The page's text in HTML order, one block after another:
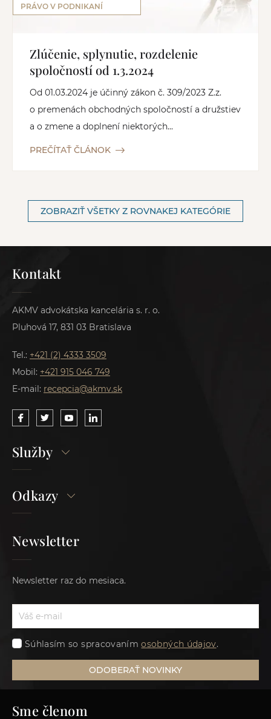
PRÁVO V PODNIKANÍ
Zlúčenie, splynutie, rozdelenie
spoločností od 1.3.2024
Od 01.03.2024 je účinný zákon č. 309/2023 Z.z.
o premenách obchodných spoločností a družstiev
a o zmene a doplnení niektorých...
PREČÍTAŤ ČLÁNOK
ZOBRAZIŤ VŠETKY Z ROVNAKEJ KATEGÓRIE
Kontakt
AKMV advokátska kancelária s. r. o.
Pluhová 17, 831 03 Bratislava
Tel.: +421 (2) 4333 3509
Mobil: +421 915 046 749
E-mail: recepcia@akmv.sk
Služby
Odkazy
Newsletter
Newsletter raz do mesiaca.
Súhlasím so spracovanímosobných údajov.
ODOBERAŤ NOVINKY
Sme členom